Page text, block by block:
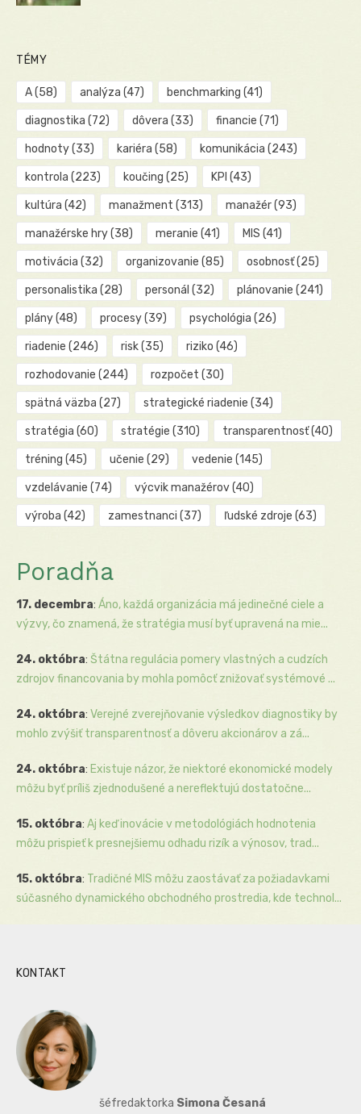
TÉMY
A(58) analýza (47) benchmarking (41)
diagnostika (72) dôvera (33) financie (71)
hodnoty(33) kariéra (58) komunikácia (243)
kontrola (223) koučing (25) KPI (43)
kultúra (42) manažment (313) manažér(93)
manažérske hry(38) meranie (41) MIS (41)
motivácia (32) organizovanie (85) osobnosť(25)
personalistika (28) personál (32) plánovanie (241)
plány(48) procesy(39) psychológia (26)
riadenie (246) risk(35) riziko (46)
rozhodovanie (244) rozpočet (30)
spätná väzba (27) strategické riadenie (34)
stratégia (60) stratégie (310) transparentnosť(40)
tréning (45) učenie (29) vedenie (145)
vzdelávanie (74) výcvik manažérov(40)
výroba (42) zamestnanci (37) ľudské zdroje (63)
Poradňa
17. decembra: Áno, každá organizácia má jedinečné ciele a
výzvy, čo znamená, že stratégia musí byť upravená na mie...
24. októbra: Štátna regulácia pomery vlastných a cudzích
zdrojov financovania by mohla pomôcť znižovať systémové ...
24. októbra: Verejné zverejňovanie výsledkov diagnostiky by
mohlo zvýšiť transparentnosť a dôveru akcionárov a zá...
24. októbra: Existuje názor, že niektoré ekonomické modely
môžu byť príliš zjednodušené a nereflektujú dostatočne...
15. októbra: Aj keď inovácie v metodológiách hodnotenia
môžu prispieť k presnejšiemu odhadu rizík a výnosov, trad...
15. októbra: Tradičné MIS môžu zaostávať za požiadavkami
súčasného dynamického obchodného prostredia, kde technol...
KONTAKT
šéfredaktorka Simona Česaná